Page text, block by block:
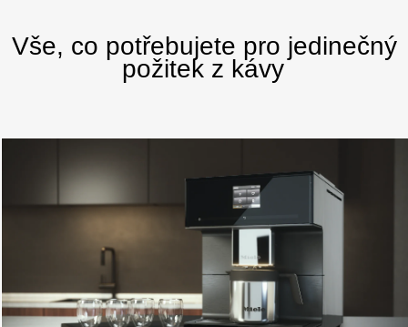
Vše, co potřebujete pro jedinečný
požitek z kávy